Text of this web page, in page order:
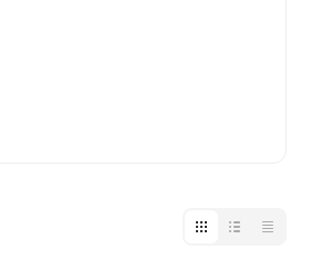
и с кнопкой на